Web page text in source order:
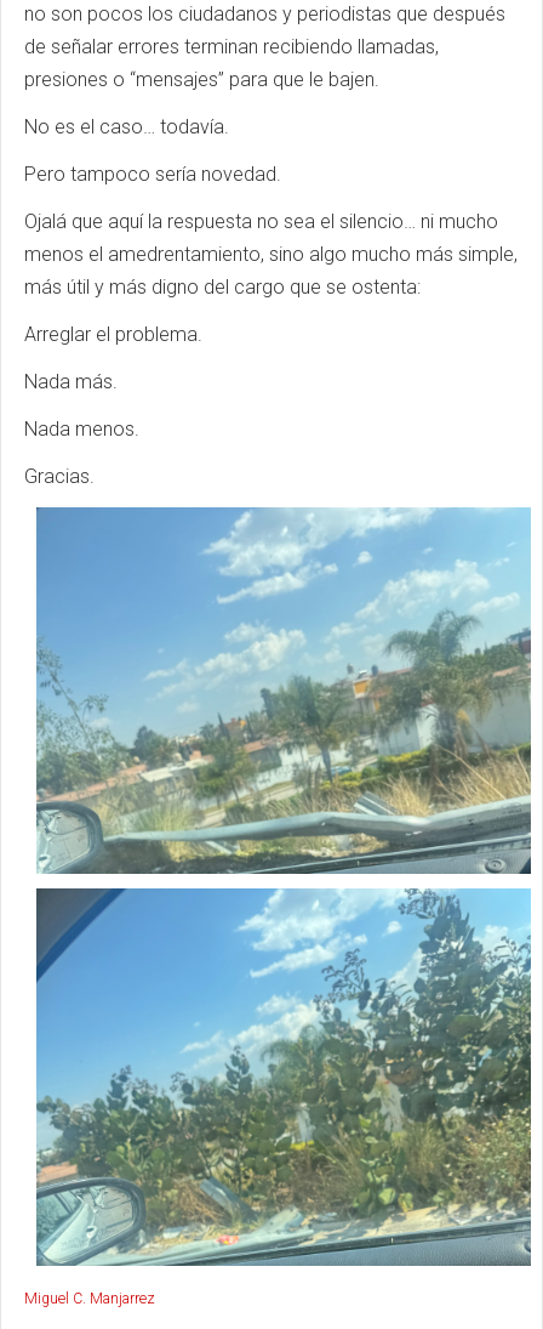
no son pocos los ciudadanos y periodistas que después
de señalar errores terminan recibiendo llamadas,
presiones o “mensajes” para que le bajen.
No es el caso… todavía.
Pero tampoco sería novedad.
Ojalá que aquí la respuesta no sea el silencio… ni mucho
menos el amedrentamiento, sino algo mucho más simple,
más útil y más digno del cargo que se ostenta:
Arreglar el problema.
Nada más.
Nada menos.
Gracias.
Miguel C. Manjarrez